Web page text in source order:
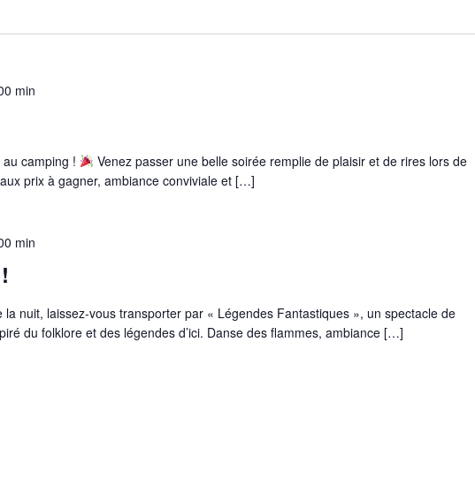
min
camping !
Venez passer une belle soirée remplie de plaisir et de rires lors de
prix à gagner, ambiance conviviale et […]
min
la nuit, laissez-vous transporter par « Légendes Fantastiques », un spectacle de
du folklore et des légendes d’ici. Danse des flammes, ambiance […]